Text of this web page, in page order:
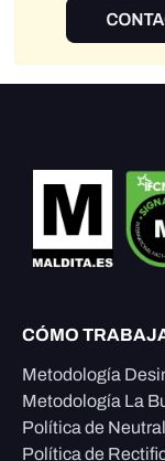
CÓMO
Metodología
Metodología La
Política de
Política de